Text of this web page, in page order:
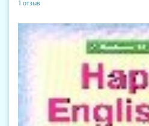
1 отзыв